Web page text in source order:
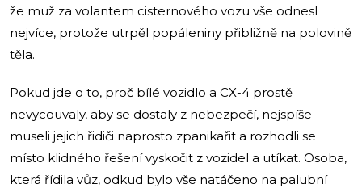
že muž za volantem cisternového vozu vše odnesl
nejvíce, protože utrpěl popáleniny přibližně na polovině
těla.
Pokud jde o to, proč bílé vozidlo a CX-4 prostě
nevycouvaly, aby se dostaly z nebezpečí, nejspíše
museli jejich řidiči naprosto zpanikařit a rozhodli se
místo klidného řešení vyskočit z vozidel a utíkat. Osoba,
která řídila vůz, odkud bylo vše natáčeno na palubní